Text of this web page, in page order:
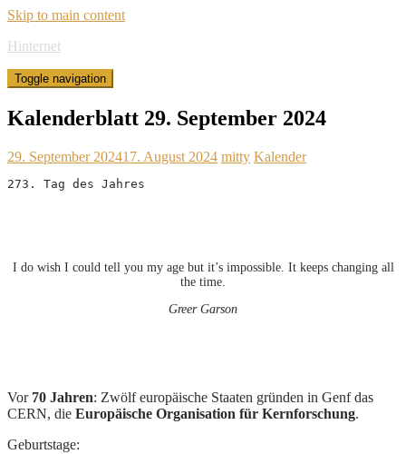
Skip to main content
Hinternet
Toggle navigation
Kalenderblatt 29. September 2024
29. September 202417. August 2024 mitty Kalender
273. Tag des Jahres
I do wish I could tell you my age but it’s impossible. It keeps changing all
the time.
Greer Garson
Vor 70 Jahren: Zwölf europäische Staaten gründen in Genf das
CERN, die Europäische Organisation für Kernforschung.
Geburtstage: